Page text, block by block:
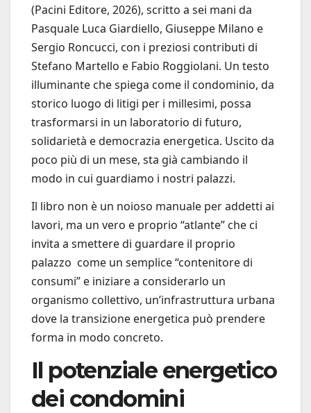
(Pacini Editore, 2026), scritto a sei mani da
Pasquale Luca Giardiello, Giuseppe Milano e
Sergio Roncucci, con i preziosi contributi di
Stefano Martello e Fabio Roggiolani. Un testo
illuminante che spiega come il condominio, da
storico luogo di litigi per i millesimi, possa
trasformarsi in un laboratorio di futuro,
solidarietà e democrazia energetica. Uscito da
poco più di un mese, sta già cambiando il
modo in cui guardiamo i nostri palazzi.
Il libro non è un noioso manuale per addetti ai
lavori, ma un vero e proprio “atlante” che ci
invita a smettere di guardare il proprio
palazzo come un semplice “contenitore di
consumi” e iniziare a considerarlo un
organismo collettivo, un’infrastruttura urbana
dove la transizione energetica può prendere
forma in modo concreto.
Il potenziale energetico
dei condomini